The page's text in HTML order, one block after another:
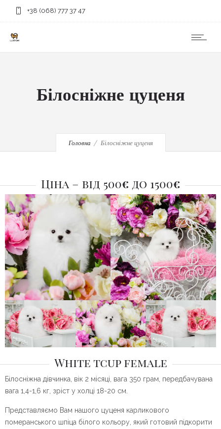
+38 (068) 777 37 47
Білосніжне цуценя
Головна Білосніжне цуценя
Ціна – від 500€ до 1500€
White tcup female
Білосніжна дівчинка, вік 2 місяці, вага 350 грам, передбачувана
вага 1,4-1,6 кг, зріст у холці 18-20 см.
Представляємо Вам нашого цуценя карликового
померанського шпіца білого кольору, який готовий підкорити